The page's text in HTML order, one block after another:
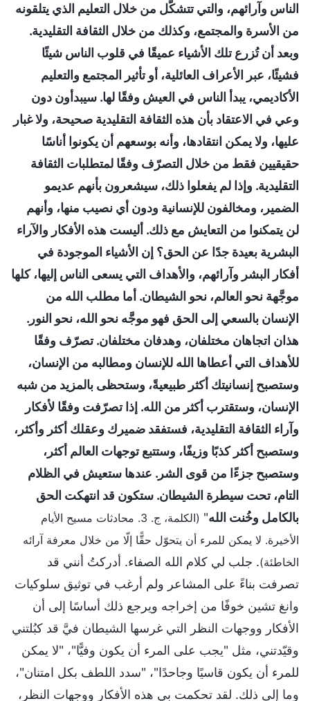
الناس وآرائهم، والتي تتشكَّل من خلال التعليم الذي يتلقونه
من الأسرة والمجتمع، وكذلك من خلال الثقافة التقليدية.
وبعد أن تُزرع تلك الأشياء عميقًا في قلوب الناس شيئًا
فشيئًا، عبر الأعراف العائلية، أو تأثير المجتمع والتعليم
الأكاديمي، يبدأ الناس في العيش وفقًا لها. سيبدأون دون
وعي في الاعتقاد بأن هذه الثقافة التقليدية صحيحة، ولا غبار
عليها، ولا يمكن انتقادها، وأنه بوسعهم أن يكونوا أناسًا
حقيقيين فقط من خلال التصرّف وفقًا لمتطلبات الثقافة
التقليدية. وإذا لم يفعلوا ذلك، سيشعرون بأنهم عديمو
الضمير، ومخالفون للإنسانية ودون أي نصيب منها، وأنهم
لن يتمكنوا من التعايش مع ذلك. أليست هذه الأفكار والآراء
البشرية بعيدة جدًا عن الحق؟ إن الأشياء الموجودة في
أفكار البشر وآرائهم، والأهداف التي يسعى الناس إليها، كلها
موجَّهة نحو العالم، نحو الشيطان. أما مطلب الله من
الإنسان بالسعي إلى الحق فهو موجَّه نحو الله، نحو النور.
هذان اتجاهان مختلفان، وهدفان مختلفان. تصرّف وفقًا
للأهداف التي أعطاها الله للإنسان ومطالبه من الإنسان،
وستصبح إنسانيتك أكثر طبيعيةً، وستحظى بالمزيد من شبه
الإنسان، وستقترب أكثر من الله. إذا تصرّفت وفقًا لأفكار
وآراء الثقافة التقليدية، فستفقد ضميرك وعقلك أكثر وأكثر،
وستصبح أكثر كذبًا وزيفًا، وستتبع توجهات العالم أكثر،
وستصبح جزءًا من قوى الشر. عندها ستعيش في الظلام
التام، تحت سيطرة الشيطان. ستكون قد انتهكت الحق
بالكامل وخُنت الله"
(الكلمة، ج. 3. محادثات مسيح الأيام
الأخيرة. لا يمكن للمرء أن يتحوّل حقًّا إلّا من خلال معرفة آرائه
الخاطئة). جلب لي كلام الله الصفاء. أدركتُ أنني قد
تصرفت بناءً على المشاعر ولم أرغب في توثيق سلوكيات
وانغ تشين خوفًا من إخراجه ويرجع ذلك أساسًا إلى أن
الأفكار ووجهات النظر التي غرسها الشيطان فيَّ قد كبُلتني
وقيّدتني، مثل "يجب على المرء أن يكون وفيًّا"، "لا يمكن
للمرء أن يكون قاسيًا وجاحدًا"، "سدد اللطف بكل امتنان"،
وما إلى ذلك. لقد تحكمت بي هذه الأفكار ووجهات النظر،